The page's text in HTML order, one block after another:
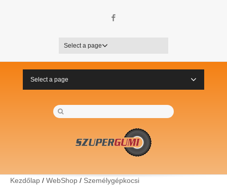
Select a page
Select a page
Kezdőlap / WebShop / Személygépkocsi